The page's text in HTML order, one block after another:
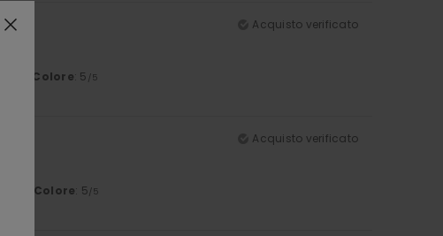
Acquisto verificato
Colore: 5 /5
Acquisto verificato
Colore: 5/5